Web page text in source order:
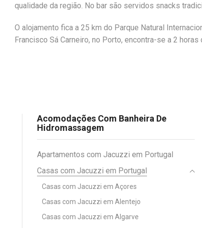
qualidade da região. No bar são servidos snacks
O alojamento fica a 25 km do Parque Natural
Francisco Sá Carneiro, no Porto, encontra-se a 2
Acomodações Com Banheira De
Hidromassagem
Apartamentos com Jacuzzi em Portugal
Casas com Jacuzzi em Portugal
Casas com Jacuzzi em Açores
Casas com Jacuzzi em Alentejo
Casas com Jacuzzi em Algarve